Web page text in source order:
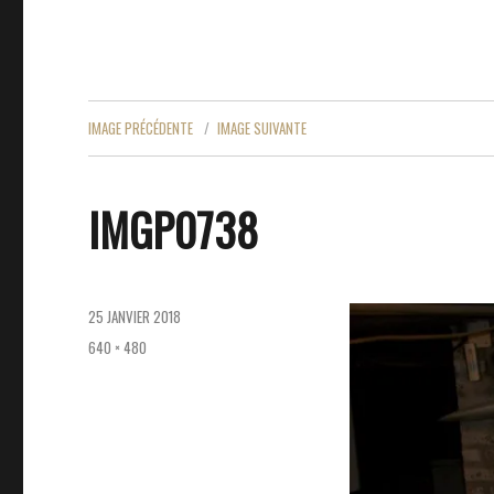
IMAGE PRÉCÉDENTE IMAGE SUIVANTE
IMGP0738
PUBLIÉ
LE
25 JANVIER 2018
TAILLE
640 × 480